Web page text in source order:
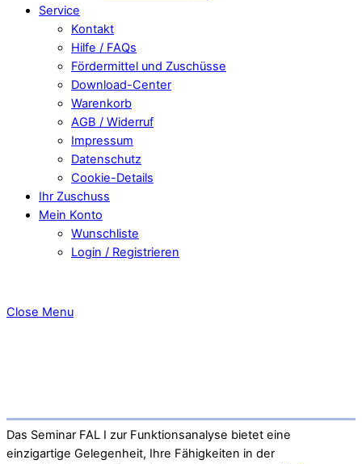
Service
Kontakt
Hilfe / FAQs
Fördermittel und Zuschüsse
Download-Center
Warenkorb
AGB / Widerruf
Impressum
Datenschutz
Cookie-Details
Ihr Zuschuss
Mein Konto
Wunschliste
Login / Registrieren
Close Menu
Das Seminar FAL I zur Funktionsanalyse bietet eine
einzigartige Gelegenheit, Ihre Fähigkeiten in der